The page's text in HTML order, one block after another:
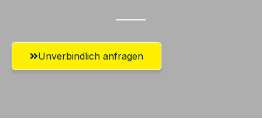
Unverbindlich anfragen